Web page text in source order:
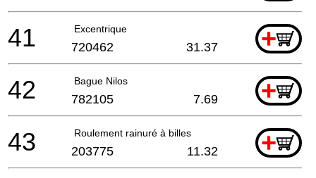
Excentrique +
41 720462 31.37
Bague Nilos +
42 782105 7.69
Roulement rainuré à billes +
43 203775 11.32